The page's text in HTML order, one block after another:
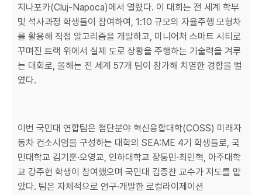
지나포카(Cluj-Napoca)에서 열렸다. 이 대회는 전 세계 학부
및 석사과정 학생들이 참여하여, 1:10 규모의 자율주행 모형차
를 활용해 직접 알고리즘을 개발하고, 미니어처 스마트 시티로
꾸며진 트랙 위에서 실제 도로 상황을 주행하는 기술력을 겨루
는 대회로, 올해는 전 세계 57개 팀이 참가해 치열한 경합을 벌
였다.
이번 국민대 연합팀은 첨단분야 혁신융합대학(COSS) 미래자
동차 컨소시엄을 구성하는 대학의 SEA:ME 4기 학생들로, 국
민대학교 김기훈·오영교, 인하대학교 장동민·최민혁, 아주대학
교 강주헌 학생이 참여했으며 국민대 김종찬 교수가 지도를 맡
았다. 팀은 자체적으로 연구·개발한 로컬라이제이션